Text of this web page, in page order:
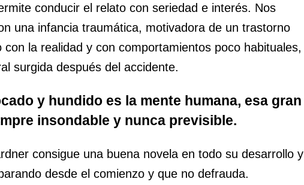
conducir el relato con seriedad e interés. Nos
una infancia traumática, motivadora de un trastorno
la realidad y con comportamientos poco habituales,
surgida después del accidente.
y hundido es la mente humana, esa gran
insondable y nunca previsible.
consigue una buena novela en todo su desarrollo y
desde el comienzo y que no defrauda.